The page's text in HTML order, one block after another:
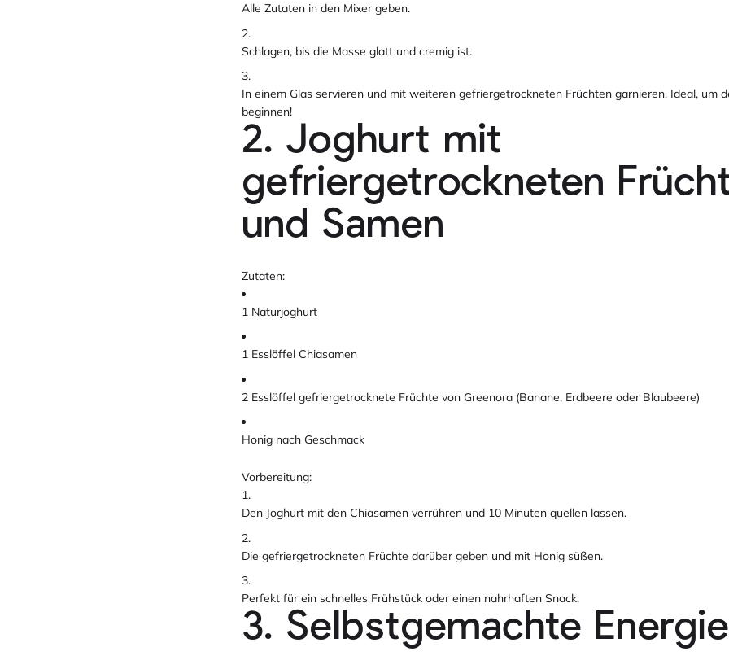
Alle Zutaten in den Mixer geben.
Schlagen, bis die Masse glatt und cremig ist.
In einem Glas servieren und mit weiteren gefriergetrockneten Früchten garnieren. Ideal, um
beginnen!
2. Joghurt mit
gefriergetrockneten
und Samen
Zutaten:
1 Naturjoghurt
1 Esslöffel Chiasamen
2 Esslöffel gefriergetrocknete Früchte von Greenora (Banane, Erdbeere oder Blaubeere)
Honig nach Geschmack
Vorbereitung:
Den Joghurt mit den Chiasamen verrühren und 10 Minuten quellen lassen.
Die gefriergetrockneten Früchte darüber geben und mit Honig süßen.
Perfekt für ein schnelles Frühstück oder einen nahrhaften Snack.
3. Selbstgemachte